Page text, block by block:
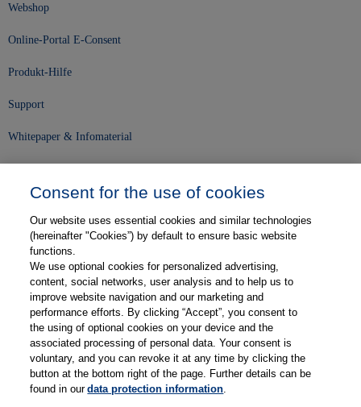
Webshop
Online-Portal E-Consent
Produkt-Hilfe
Support
Whitepaper & Infomaterial
Karriere
Kontakt
Web-Semniare
Anwenderberichte
Partner
Consent for the use of cookies
Our website uses essential cookies and similar technologies
(hereinafter "Cookies”) by default to ensure basic website
functions.
We use optional cookies for personalized advertising,
content, social networks, user analysis and to help us to
improve website navigation and our marketing and
performance efforts. By clicking “Accept”, you consent to
the using of optional cookies on your device and the
associated processing of personal data. Your consent is
voluntary, and you can revoke it at any time by clicking the
button at the bottom right of the page. Further details can be
found in ourdata protection information.